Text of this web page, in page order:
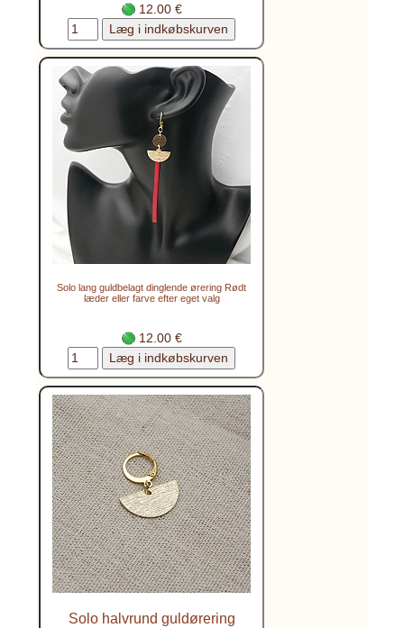
12.00 €
Solo lang guldbelagt dinglende ørering Rødt
læder eller farve efter eget valg
12.00 €
Solo halvrund guldørering